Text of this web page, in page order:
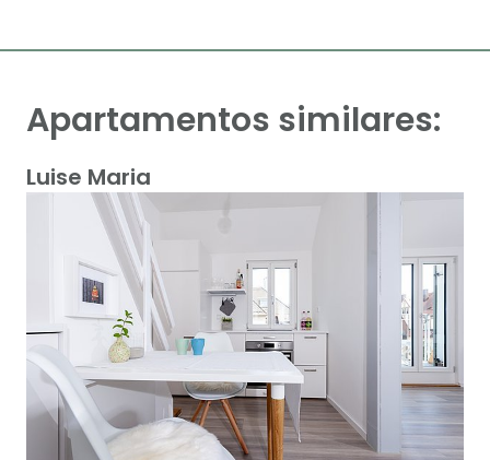
Apartamentos similares:
Luise Maria